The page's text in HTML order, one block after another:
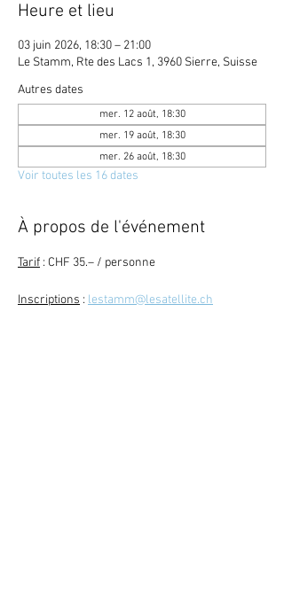
Heure et lieu
03 juin 2026, 18:30 – 21:00
Le Stamm, Rte des Lacs 1, 3960 Sierre, Suisse
Autres dates
mer. 12 août, 18:30
mer. 19 août, 18:30
mer. 26 août, 18:30
Voir toutes les 16 dates
À propos de l'événement
Tarif : CHF 35.– / personne
Inscriptions : lestamm@lesatellite.ch